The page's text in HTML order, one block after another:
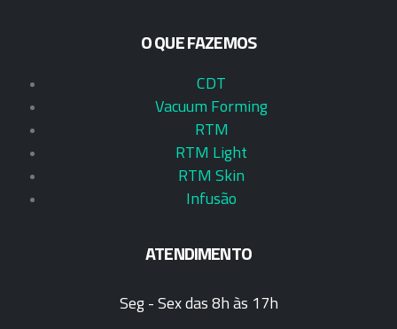
O QUE FAZEMOS
CDT
Vacuum Forming
RTM
RTM Light
RTM Skin
Infusão
ATENDIMENTO
Seg - Sex das 8h às 17h